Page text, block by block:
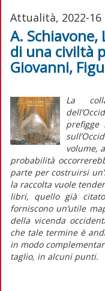
Attualità, 2022-16
A. Schiavone,
di una civiltà
Giovanni,
La
prefigge
volume,
probabilità
parte per costruirsi
la raccolta vuole
libri, quello già
forniscono un’utile
della vicenda
che tale termine è
in modo
taglio, in alcuni punti.